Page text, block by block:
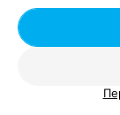
Смотрите
Биотатуаж